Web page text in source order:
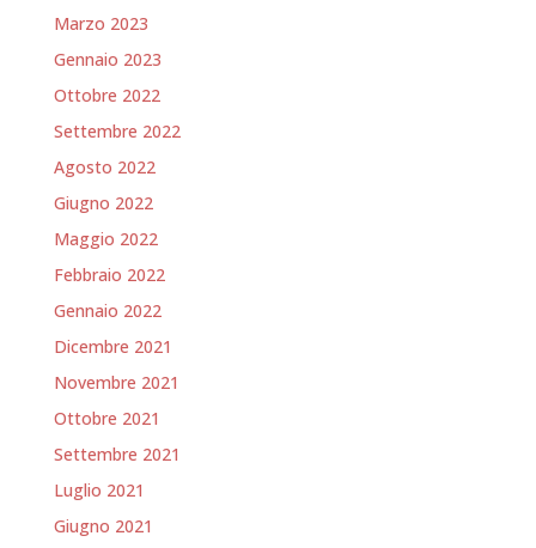
Marzo 2023
Gennaio 2023
Ottobre 2022
Settembre 2022
Agosto 2022
Giugno 2022
Maggio 2022
Febbraio 2022
Gennaio 2022
Dicembre 2021
Novembre 2021
Ottobre 2021
Settembre 2021
Luglio 2021
Giugno 2021